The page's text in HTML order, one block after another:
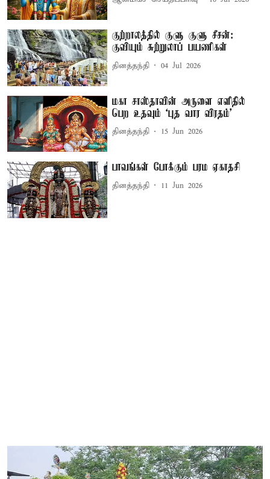
குற்றாலத்தில் குளு குளு சீசன்:
குவியும் சுற்றுலாப் பயணிகள்
தினத்தந்தி 04 Jul 2026
மகா சாஸ்தாவின் அருளை எளிதில்
பெற உதவும் ‘புத வார விரதம்’
தினத்தந்தி 15 Jun 2026
பாவங்கள் போக்கும் பரம ஏகாதசி
தினத்தந்தி 11 Jun 2026